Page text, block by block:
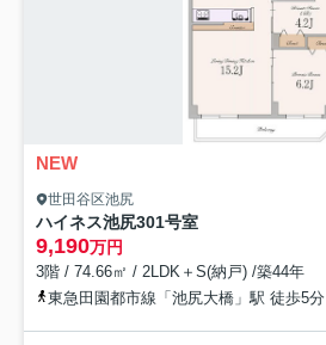
NEW
世田谷区池尻
ハイネス池尻301号室
9,190万円
3階 / 74.66㎡ / 2LDK＋S(納戸) /築44年
東急田園都市線「池尻大橋」駅 徒歩5分